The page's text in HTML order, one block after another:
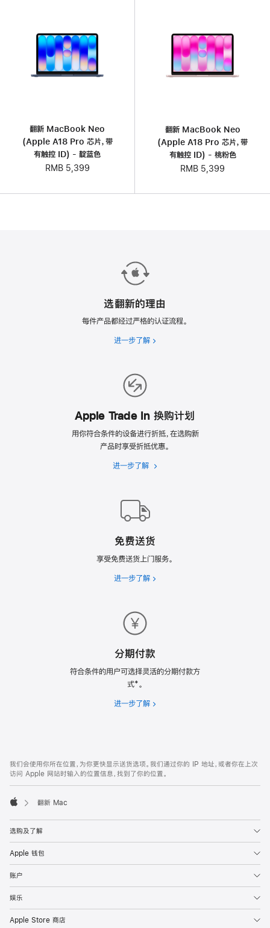
翻新 MacBook Neo
(Apple A18 Pro 芯片，带
有触控 ID) - 靛蓝色
RMB 5,399
翻新 MacBook Neo
(Apple A18 Pro 芯片，带
有触控 ID) - 桃粉色
RMB 5,399
选翻新的理由
每件产品都经过严格的认证流程。
进一步了解 选
Apple Trade In 换购计划
用你符合条件的设备进行折抵，在选购新
产品时享受折抵优惠。
进一步了解
Apple
划
免费送货
享受免费送货上门服务。
进一步了解 免
分期付款
符合条件的用户可选择灵活的分期付款方
式*。
进一步了解 分
页
页
脚
注
我们会使用你所在位置，为你更快显示送货选项。我们通过你的 IP 地址，或者你在上次
访问 Apple 网站时输入的位置信息，找到了你的位置。
翻新 Mac
选购及了解
Apple 钱包
账户
娱乐
Apple Store 商店